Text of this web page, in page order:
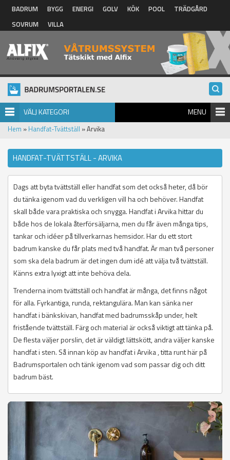
Hoppa till huvudinnehåll
BADRUM BYGG ENERGI GOLV KÖK POOL
TRÄDGÅRD
SOVRUM
VILLA
VÄLJ KATEGORI MENU
Hem » Handfat-Tvättställ » Arvika
HANDFAT-TVÄTTSTÄLL - ARVIKA
Dags att byta tvättställ eller handfat som det också heter, då bör
du tänka igenom vad du verkligen vill ha och behöver. Handfat
skall både vara praktiska och snygga. Handfat i Arvika hittar du
både hos de lokala återförsäljarna, men du får även många tips,
tankar och idéer på tillverkarnas hemsidor. Har du ett stort
badrum kanske du får plats med två handfat. Är man två personer
som ska dela badrum är det ingen dum idé att välja två tvättställ.
Känns extra lyxigt att inte behöva dela.
Trenderna inom tvättställ och handfat är många, det finns något
för alla. Fyrkantiga, runda, rektangulära. Man kan sänka ner
handfat i bänkskivan, handfat med badrumsskåp under, helt
fristående tvättställ. Färg och material är också viktigt att tänka på.
De flesta väljer porslin, det är väldigt lättskött, andra väljer kanske
handfat i sten. Så innan köp av handfat i Arvika , titta runt här på
Badrumsportalen och tänk igenom vad som passar dig och ditt
badrum bäst.